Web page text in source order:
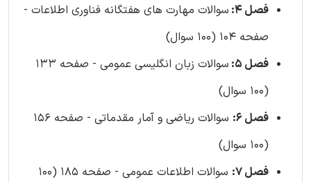
فصل 4:
سوالات مهارت های هفتگانه فناوری اطلاعات -
صفحه 104 (100 سوال)
فصل 5:
سوالات زبان انگلیسی عمومی - صفحه 133
(100 سوال)
فصل 6:
سوالات ریاضی و آمار مقدماتی - صفحه 156
(100 سوال)
فصل 7:
سوالات اطلاعات عمومی - صفحه 185 (100